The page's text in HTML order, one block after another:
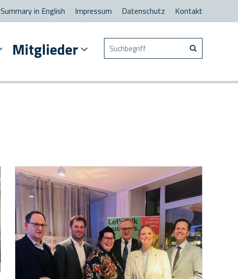
Summary in English Impressum Datenschutz Kontakt
Suchen
nach
Mitglieder